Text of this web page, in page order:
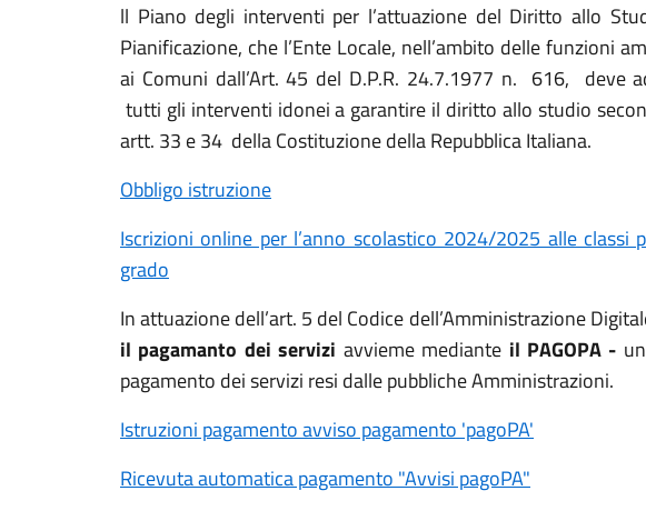
ll Piano degli interventi per l’attuazione del Diritto allo
Pianificazione, che l’Ente Locale, nell’ambito delle funzioni
ai Comuni dall’Art. 45 del D.P.R. 24.7.1977 n. 616, deve
tutti gli interventi idonei a garantire il diritto allo studio
artt. 33 e 34 della Costituzione della Repubblica Italiana.
Obbligo istruzione
Iscrizioni online per l’anno scolastico 2024/2025 alle classi
grado
In attuazione dell’art. 5 del Codice dell’Amministrazione
il pagamanto dei servizi avvieme mediante il PAGOPA -
pagamento dei servizi resi dalle pubbliche Amministrazioni.
Istruzioni pagamento avviso pagamento 'pagoPA'
Ricevuta automatica pagamento "Avvisi pagoPA"